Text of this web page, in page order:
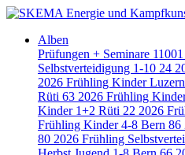
Alben
Prüfungen + Seminare 11001
Selbstverteidigung 1-10 24
2026 Frühling Kinder Luzern
Rüti 63 2026 Frühling
Kinder 1+2 Rüti 22 2026
Frühling Kinder 4-8 Bern 86
80 2026 Frühling